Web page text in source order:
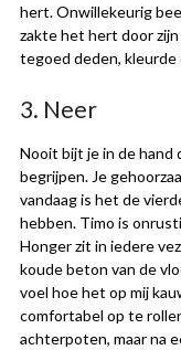
hert. Onwillekeurig
zakte het hert door
tegoed deden, kleurde
3. Neer
Nooit bijt je in de hand
begrijpen. Je
vandaag is het de
hebben. Timo is
Honger zit in iedere
koude beton van de
voel hoe het op mij
comfortabel op te
achterpoten, maar na